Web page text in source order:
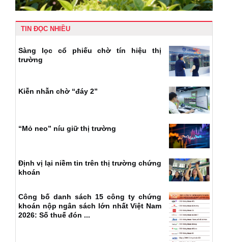
TIN ĐỌC NHIỀU
Sàng lọc cổ phiếu chờ tín hiệu thị
trường
Kiễn nhẫn chờ “đáy 2”
“Mỏ neo” níu giữ thị trường
Định vị lại niềm tin trên thị trường chứng
khoán
Công bố danh sách 15 công ty chứng
khoán nộp ngân sách lớn nhất Việt Nam
2026: Số thuế đón ...